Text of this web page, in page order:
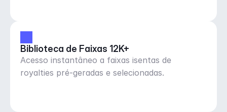
Biblioteca de Faixas 12K+
Acesso instantâneo a faixas isentas de
royalties pré-geradas e selecionadas.